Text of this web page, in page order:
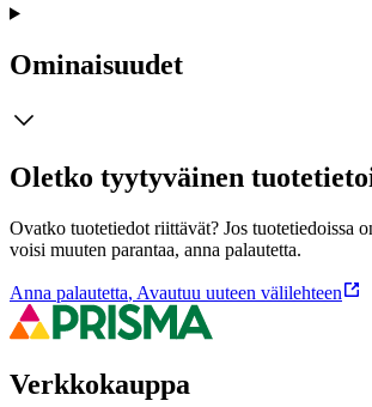
Ominaisuudet
Oletko tyytyväinen
Ovatko tuotetiedot riittävät? Jos tuotetiedoissa
voisi muuten parantaa, anna palautetta.
Anna palautetta, Avautuu uuteen välilehteen
Verkkokauppa